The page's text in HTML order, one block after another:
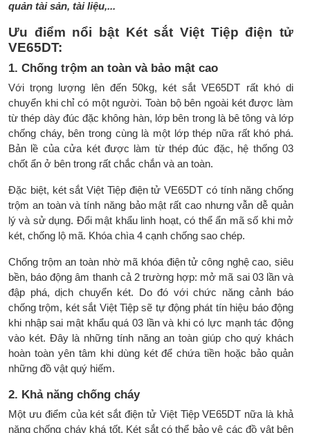
quản tài sản, tài liệu,...
Ưu điểm nổi bật Két sắt Việt Tiệp điện tử
VE65DT:
1. Chống trộm an toàn và bảo mật cao
Với trọng lượng lên đến 50kg, két sắt VE65DT rất khó di
chuyển khi chỉ có một người. Toàn bộ bên ngoài két được làm
từ thép dày đúc đặc không hàn, lớp bên trong là bê tông và lớp
chống cháy, bên trong cùng là một lớp thép nữa rất khó phá.
Bản lề của cửa két được làm từ thép đúc đặc, hệ thống 03
chốt ẩn ở bên trong rất chắc chắn và an toàn.
Đặc biệt, két sắt Việt Tiệp điện tử VE65DT có tính năng chống
trộm an toàn và tính năng bảo mật rất cao nhưng vẫn dễ quản
lý và sử dụng. Đổi mật khẩu linh hoạt, có thể ẩn mã số khi mở
két, chống lộ mã. Khóa chìa 4 cạnh chống sao chép.
Chống trộm an toàn nhờ mã khóa điện tử công nghệ cao, siêu
bền, báo động âm thanh cả 2 trường hợp: mở mã sai 03 lần và
đập phá, dịch chuyển két. Do đó với chức năng cảnh báo
chống trộm, két sắt Việt Tiệp sẽ tự động phát tín hiệu báo động
khi nhập sai mật khẩu quá 03 lần và khi có lực mạnh tác động
vào két. Đây là những tính năng an toàn giúp cho quý khách
hoàn toàn yên tâm khi dùng két để chứa tiền hoặc bảo quản
những đồ vật quý hiếm.
2. Khả năng chống cháy
Một ưu điểm của két sắt điện tử Việt Tiệp VE65DT nữa là khả
năng chống cháy khá tốt. Két sắt có thể bảo vệ các đồ vật bên
Thương hiệu:
Sản xuất tại: Việt Nam
Bảo hành:
05 năm với thân két, 02 năm với